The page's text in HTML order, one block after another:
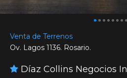
Venta de Terrenos
Ov. Lagos 1136. Rosario.
Díaz Collins Negocios